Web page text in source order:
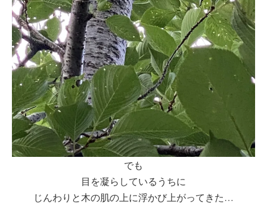
でも
目を凝らしているうちに
じんわりと木の肌の上に浮かび上がってきた…